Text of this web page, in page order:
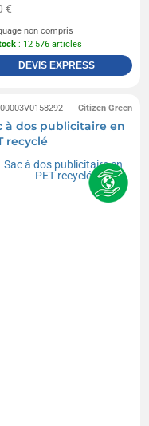
€
non compris
: 12 576 articles
DEVIS EXPRESS
Citizen Green
à dos publicitaire en
recyclé